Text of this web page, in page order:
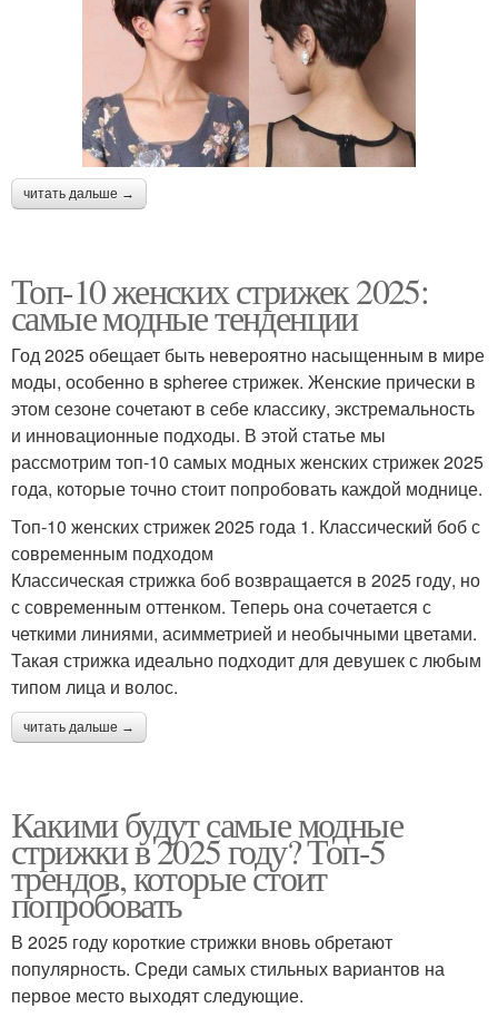
читать дальше →
Топ-10 женских стрижек 2025:
самые модные тенденции
Год 2025 обещает быть невероятно насыщенным в мире
моды, особенно в spheree стрижек. Женские прически в
этом сезоне сочетают в себе классику, экстремальность
и инновационные подходы. В этой статье мы
рассмотрим топ-10 самых модных женских стрижек 2025
года, которые точно стоит попробовать каждой моднице.
Топ-10 женских стрижек 2025 года 1. Классический боб с
современным подходом
Классическая стрижка боб возвращается в 2025 году, но
с современным оттенком. Теперь она сочетается с
четкими линиями, асимметрией и необычными цветами.
Такая стрижка идеально подходит для девушек с любым
типом лица и волос.
читать дальше →
Какими будут самые модные
стрижки в 2025 году? Топ-5
трендов, которые стоит
попробовать
В 2025 году короткие стрижки вновь обретают
популярность. Среди самых стильных вариантов на
первое место выходят следующие.